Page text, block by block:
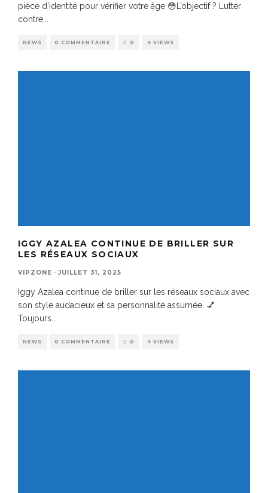
pièce d’identité pour vérifier votre âge 😳L’objectif ? Lutter
contre
NEWS 0 COMMENTAIRE 0 4 VIEWS
IGGY AZALEA CONTINUE DE BRILLER SUR
LES RÉSEAUX SOCIAUX
VIPZONE · JUILLET 31, 2025
Iggy Azalea continue de briller sur les réseaux sociaux avec
son style audacieux et sa personnalité assumée. 💅
Toujours
NEWS 0 COMMENTAIRE 0 4 VIEWS